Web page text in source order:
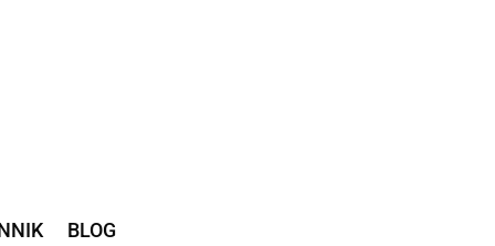
BLOG